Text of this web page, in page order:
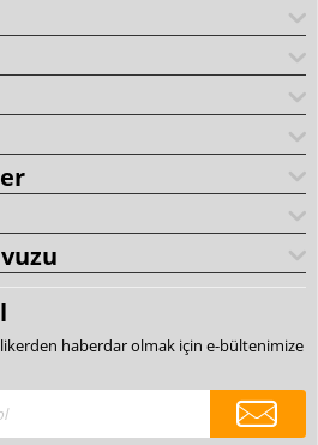
haberdar olmak için e-bültenimize